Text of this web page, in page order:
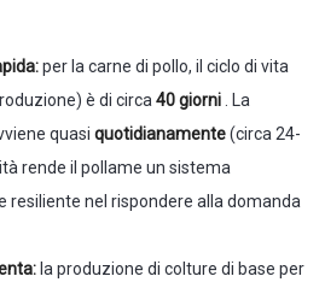
per la carne di pollo, il ciclo di vita
è di circa 40 giorni . La
quasi quotidianamente(circa 24-
rende il pollame un sistema
resiliente nel rispondere alla domanda
la produzione di colture di base per